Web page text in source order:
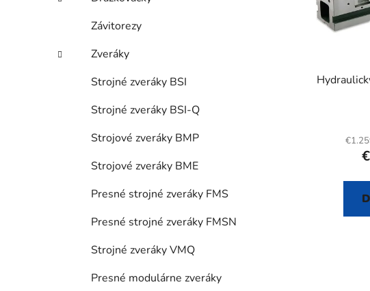
Závitorezy
Zveráky
Strojné zveráky BSI
Strojné zveráky BSI-Q
Strojové zveráky BMP
Strojové zveráky BME
Presné strojné zveráky FMS
Presné strojné zveráky FMSN
Strojné zveráky VMQ
Presné modulárne zveráky